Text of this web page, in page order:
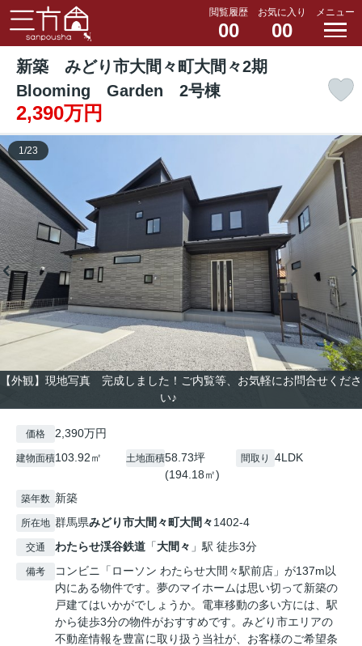
閲覧履歴
00
お気に入り
00
メニュー
新築 みどり市大間々町大間々2期
Blooming Garden 2号棟
2,390万円
【外観】現地写真 完成しました！ご内覧等、お気軽にお問合せくださ
い♪
1/23
価格 2,390万円
建物面積103.92㎡ 土地面積58.73坪
(194.18㎡)
間取り 4LDK
築年数 新築
所在地 群馬県みどり市大間々町大間々1402-4
交通 わたらせ渓谷鉄道 「大間々 」駅 徒歩3分
備考
コンビニ「ローソン わたらせ大間々駅前店」が137m以
内にある物件です。夢のマイホームは思い切って新築の
戸建てはいかがでしょうか。電車移動の多い方には、駅
から徒歩3分の物件がおすすめです。みどり市エリアの
不動産情報を豊富に取り扱う当社が、お客様のご希望条